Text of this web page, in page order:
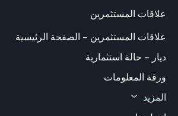
علاقات المستثمرين
علاقات المستثمرين – الصفحة الرئيسية
ديار – حالة استثمارية
ورقة المعلومات
المزيد